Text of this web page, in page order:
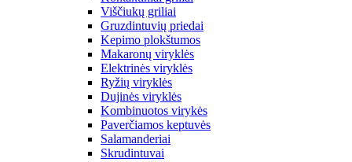
Viščiukų griliai
Gruzdintuvių priedai
Kepimo plokštumos
Makaronų viryklės
Elektrinės viryklės
Ryžių viryklės
Dujinės viryklės
Kombinuotos virykės
Paverčiamos keptuvės
Salamanderiai
Skrudintuvai